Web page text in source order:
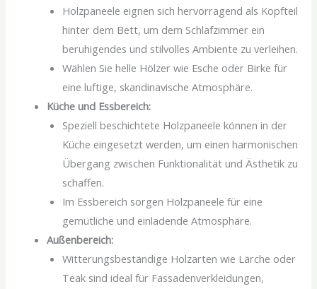
Holzpaneele eignen sich hervorragend als Kopfteil
hinter dem Bett, um dem Schlafzimmer ein
beruhigendes und stilvolles Ambiente zu verleihen.
Wählen Sie helle Hölzer wie Esche oder Birke für
eine luftige, skandinavische Atmosphäre.
Küche und Essbereich:
Speziell beschichtete Holzpaneele können in der
Küche eingesetzt werden, um einen harmonischen
Übergang zwischen Funktionalität und Ästhetik zu
schaffen.
Im Essbereich sorgen Holzpaneele für eine
gemütliche und einladende Atmosphäre.
Außenbereich:
Witterungsbeständige Holzarten wie Lärche oder
Teak sind ideal für Fassadenverkleidungen,